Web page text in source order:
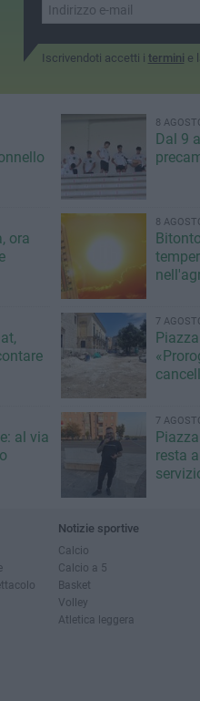
Iscrivendoti accetti i termini e
8
Dal 9
ora
8
7
al via
7
resta
Notizie sportive
Calcio
Calcio a 5
Basket
Volley
Atletica leggera